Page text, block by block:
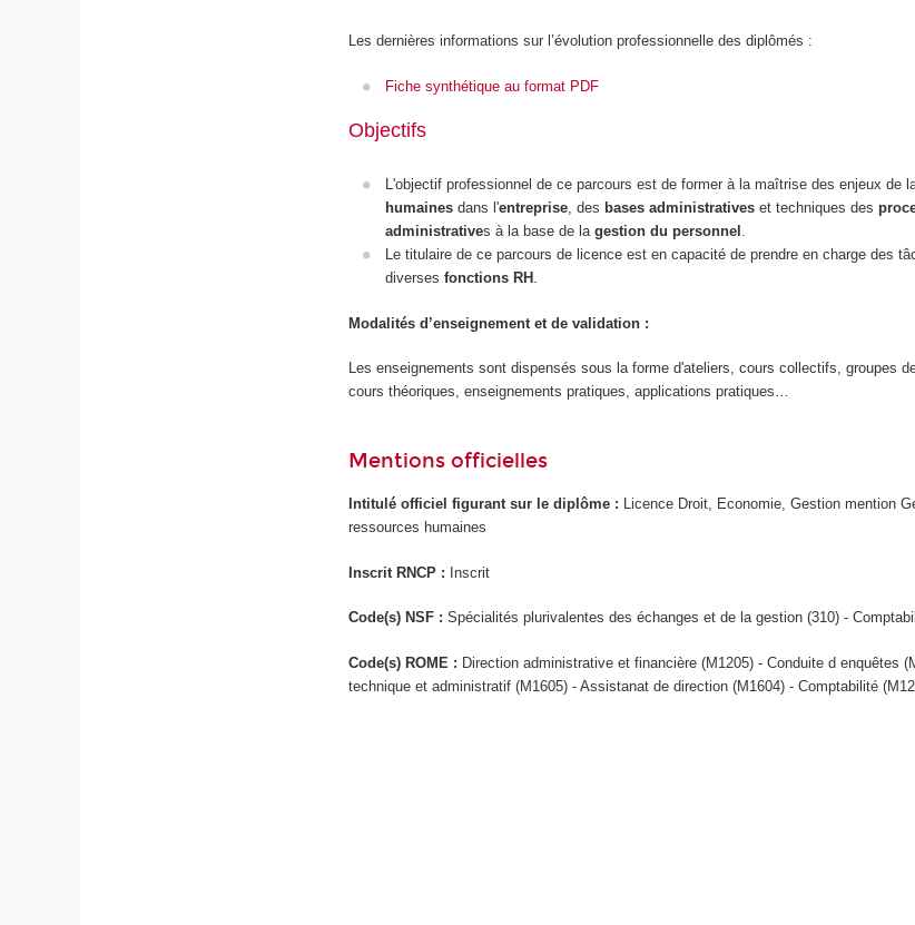
Les dernières informations sur l’évolution professionnelle des diplômés :
Fiche synthétique au format PDF
Objectifs
L'objectif professionnel de ce parcours est de former à la maîtrise des enjeux de
humainesdans l'entreprise, des bases administrativeset techniques des
administratives à la base de la gestion du personnel .
Le titulaire de ce parcours de licence est en capacité de prendre en charge des
diverses fonctions RH .
Modalités d’enseignement et de validation :
Les enseignements sont dispensés sous la forme d'ateliers, cours collectifs, groupes
cours théoriques, enseignements pratiques, applications pratiques…
Mentions officielles
Intitulé officiel figurant sur le diplôme : Licence Droit, Economie, Gestion mention
ressources humaines
Inscrit RNCP : Inscrit
Code(s) NSF :Spécialités plurivalentes des échanges et de la gestion (310) -
Code(s) ROME : Direction administrative et financière (M1205) - Conduite d enquêtes
technique et administratif (M1605) - Assistanat de direction (M1604) - Comptabilité